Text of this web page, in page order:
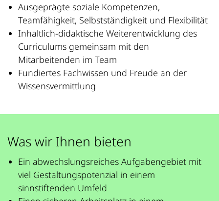
Ausgeprägte soziale Kompetenzen,
Teamfähigkeit, Selbstständigkeit und Flexibilität
Inhaltlich-didaktische Weiterentwicklung des
Curriculums gemeinsam mit den
Mitarbeitenden im Team
Fundiertes Fachwissen und Freude an der
Wissensvermittlung
Was wir Ihnen bieten
Ein abwechslungsreiches Aufgabengebiet mit
viel Gestaltungspotenzial in einem
sinnstiftenden Umfeld